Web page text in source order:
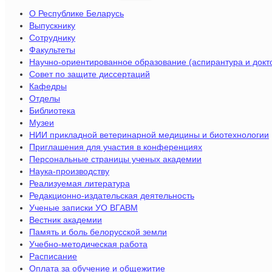
О Республике Беларусь
Выпускнику
Сотруднику
Факультеты
Научно-ориентированное образование (аспирантура и
Совет по защите диссертаций
Кафедры
Отделы
Библиотека
Музеи
НИИ прикладной ветеринарной медицины и биотехнологии
Приглашения для участия в конференциях
Персональные страницы ученых академии
Наука-производству
Реализуемая литература
Редакционно-издательская деятельность
Ученые записки УО ВГАВМ
Вестник академии
Память и боль белорусской земли
Учебно-методическая работа
Расписание
Оплата за обучение и общежитие